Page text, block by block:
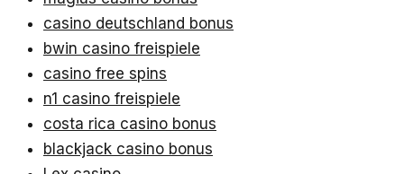
casino deutschland bonus
bwin casino freispiele
casino free spins
n1 casino freispiele
costa rica casino bonus
blackjack casino bonus